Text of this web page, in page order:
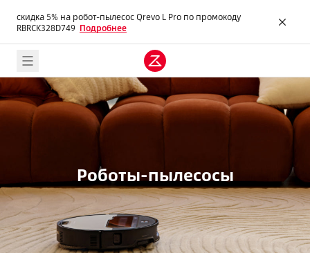
скидка 5% на робот-пылесос Qrevo L Pro по промокоду
RBRCK328D749 Подробнее
скидка 5% на робот-пылесос Qrevo L Pro по промокоду
Роботы-пылесосы